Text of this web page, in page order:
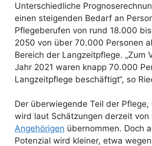
Unterschiedliche
einen steigenden Bedarf an
Pflegeberufen von rund 18.000
2050 von über 70.000 Personen
Bereich der Langzeitpflege. „Zum
Jahr 2021 waren knapp 70.000
Langzeitpflege beschäftigt“, so
Der überwiegende Teil der Pflege,
wird laut Schätzungen derzeit von
Angehörigen übernommen. Doch
Potenzial wird kleiner, etwa